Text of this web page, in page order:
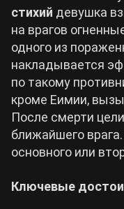
стихий девушка
на врагов
одного из
накладывается
по такому
кроме Еимии,
После смерти
ближайшего
основного или
Ключевые